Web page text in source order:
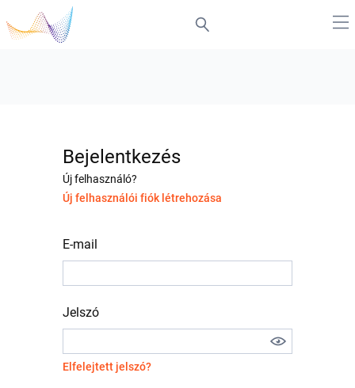
Bejelentkezés
Új felhasználó?
Új felhasználói fiók létrehozása
E-mail
Jelszó
Elfelejtett jelszó?